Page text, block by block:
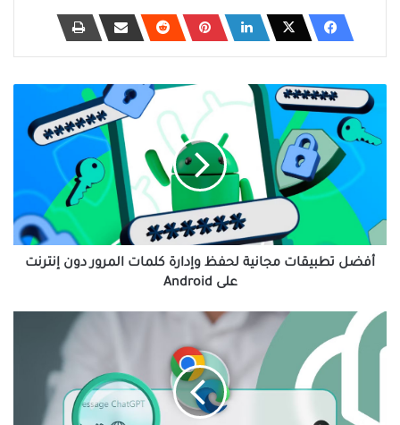
أفضل
تطبيقات
مجانية
لحفظ
دون
إنترنت
علىأفضل تطبيقات مجانية لحفظ وإدارة كلمات المرور دون إنترنت
على Android
تحديثات
ChatGPT
الأخيرة
مستقبل